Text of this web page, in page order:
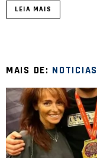
LEIA MAIS
MAIS DE: NOTICIAS